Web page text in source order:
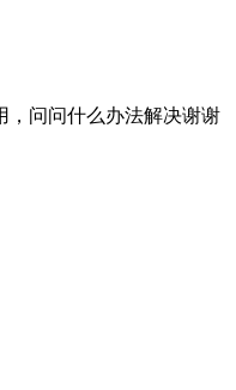
，问问什么办法解决谢谢